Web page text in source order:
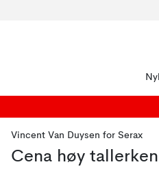
Vincent Van Duysen for Serax
Cena høy